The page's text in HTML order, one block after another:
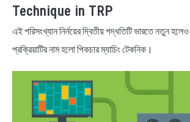
Technique in TRP
এই পরিসংখ্যান নির্নয়ের দ্বিতীয় পদ্ধতিটি ভারতে নতুন
প্রক্রিয়াটির নাম হলো পিকচার ম্যাচিং টেকনিক।